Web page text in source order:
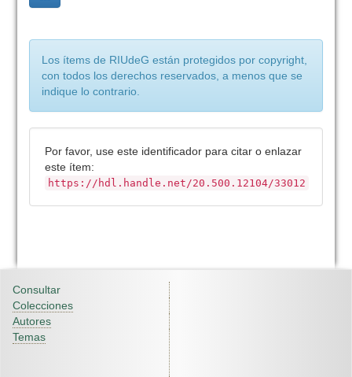
Los ítems de RIUdeG están protegidos por copyright,
con todos los derechos reservados, a menos que se
indique lo contrario.
Por favor, use este identificador para citar o enlazar
este ítem:
https://hdl.handle.net/20.500.12104/33012
Consultar
Colecciones
Autores
Temas